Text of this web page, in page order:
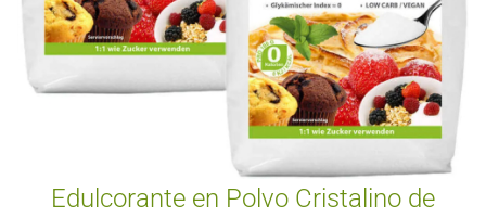
Edulcorante en Polvo Cristalino de